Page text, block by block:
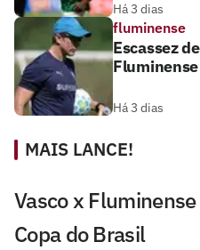
Há 3 dias
fluminense
Escassez
Há 3 dias
MAIS LANCE!
Vasco x
Copa do Brasil